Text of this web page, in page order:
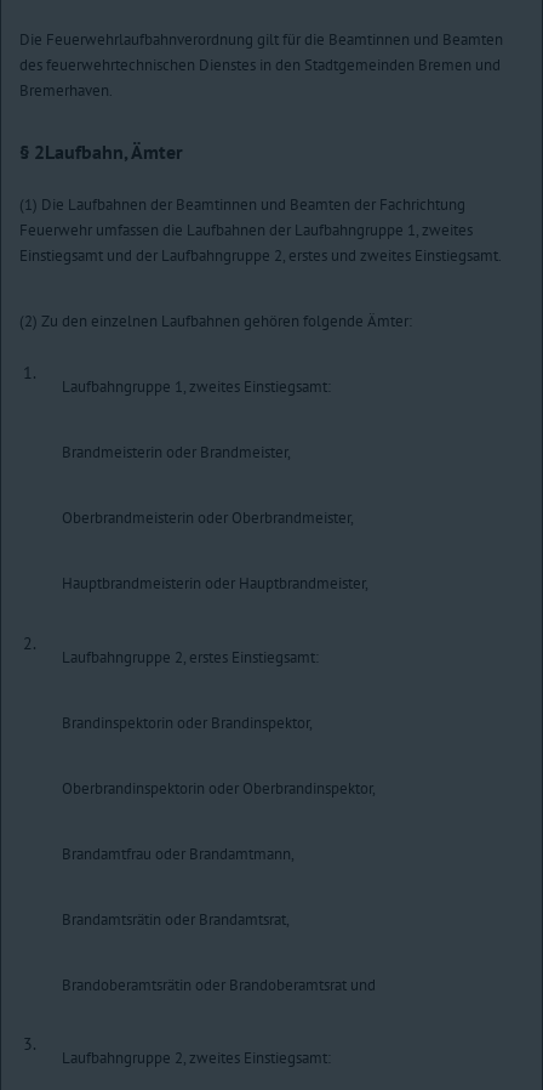
Die Feuerwehrlaufbahnverordnung gilt für die Beamtinnen und Beamten
des feuerwehrtechnischen Dienstes in den Stadtgemeinden Bremen und
Bremerhaven.
§ 2Laufbahn, Ämter
(1) Die Laufbahnen der Beamtinnen und Beamten der Fachrichtung
Feuerwehr umfassen die Laufbahnen der Laufbahngruppe 1, zweites
Einstiegsamt und der Laufbahngruppe 2, erstes und zweites Einstiegsamt.
(2) Zu den einzelnen Laufbahnen gehören folgende Ämter:
1.
Laufbahngruppe 1, zweites Einstiegsamt:
Brandmeisterin oder Brandmeister,
Oberbrandmeisterin oder Oberbrandmeister,
Hauptbrandmeisterin oder Hauptbrandmeister,
2.
Laufbahngruppe 2, erstes Einstiegsamt:
Brandinspektorin oder Brandinspektor,
Oberbrandinspektorin oder Oberbrandinspektor,
Brandamtfrau oder Brandamtmann,
Brandamtsrätin oder Brandamtsrat,
Brandoberamtsrätin oder Brandoberamtsrat und
3.
Laufbahngruppe 2, zweites Einstiegsamt: